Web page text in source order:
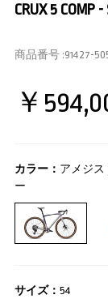
CRUX 5 COMP
商品番号 :91427-
￥
カラー： アメジ
ー
サイズ： 54